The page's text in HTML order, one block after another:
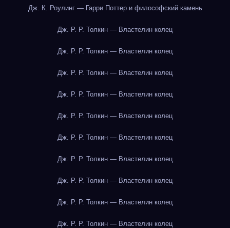
Дж. К. Роулинг — Гарри Поттер и философский камень
Дж. Р. Р. Толкин — Властелин колец
Дж. Р. Р. Толкин — Властелин колец
Дж. Р. Р. Толкин — Властелин колец
Дж. Р. Р. Толкин — Властелин колец
Дж. Р. Р. Толкин — Властелин колец
Дж. Р. Р. Толкин — Властелин колец
Дж. Р. Р. Толкин — Властелин колец
Дж. Р. Р. Толкин — Властелин колец
Дж. Р. Р. Толкин — Властелин колец
Дж. Р. Р. Толкин — Властелин колец